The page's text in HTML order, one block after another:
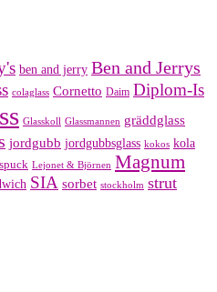
ben and jerry Ben and Jerrys
colaglass Cornetto Daim Diplom-Is
Glasskoll Glassmannen gräddglass
jordgubb jordgubbsglass kokos kola
Lejonet & Björnen Magnum
SIA sorbet stockholm strut